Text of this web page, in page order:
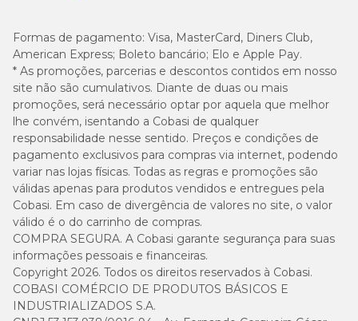
Formas de pagamento: Visa, MasterCard, Diners Club,
American Express; Boleto bancário; Elo e Apple Pay.
* As promoções, parcerias e descontos contidos em nosso
site não são cumulativos. Diante de duas ou mais
promoções, será necessário optar por aquela que melhor
lhe convém, isentando a Cobasi de qualquer
responsabilidade nesse sentido. Preços e condições de
pagamento exclusivos para compras via internet, podendo
variar nas lojas físicas. Todas as regras e promoções são
válidas apenas para produtos vendidos e entregues pela
Cobasi. Em caso de divergência de valores no site, o valor
válido é o do carrinho de compras.
COMPRA SEGURA. A Cobasi garante segurança para suas
informações pessoais e financeiras.
Copyright 2026. Todos os direitos reservados à Cobasi.
COBASI COMÉRCIO DE PRODUTOS BÁSICOS E
INDUSTRIALIZADOS S.A.